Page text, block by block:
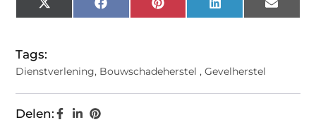
X
(Twitter)
FacebookPinterestLinkedIn Email
Tags:
Dienstverlening, Bouwschadeherstel ,Gevelherstel
Delen: